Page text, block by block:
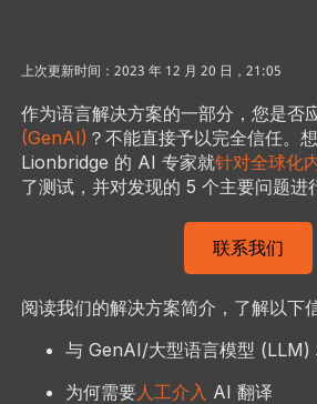
上次更新时间：2023 年 12 月 20 日，21:05
作为语言解决方案的一部分，您是否
(GenAI) ？不能直接予以完全信任。
Lionbridge 的 AI 专家就针对全球化
了测试，并对发现的 5 个主要问题进
联系我们
阅读我们的解决方案简介，了解以下
与 GenAI/大型语言模型 (LLM)
为何需要人工介入 AI 翻译